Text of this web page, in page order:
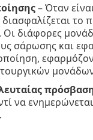
– Όταν
διασφαλίζεται
Οι διάφορες
σάρωσης και
να